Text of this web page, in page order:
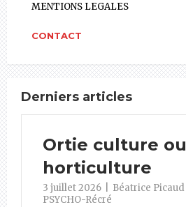
MENTIONS LEGALES
CONTACT
Derniers articles
Ortie culture ou
horticulture
3 juillet 2026 Béatrice Picaud
PSYCHO-Récré